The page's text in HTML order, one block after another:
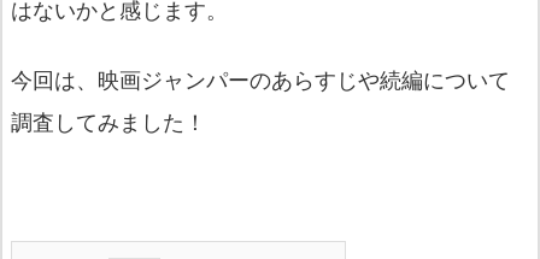
はないかと感じます。
今回は、映画ジャンパーのあらすじや続編について
調査してみました！